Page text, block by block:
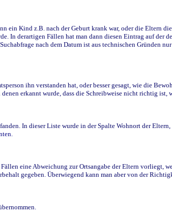
ein Kind z.B. nach der Geburt krank war, oder die Eltern
In derartigen Fällen hat man dann diesen Eintrag auf der
nach dem Datum ist aus technischen Gründen
ihn verstanden hat, oder besser gesagt, wie die
erkannt wurde, dass die Schreibweise nicht richtig ist,
In dieser Liste wurde in der Spalte Wohnort der
eine Abweichung zur Ortsangabe der Eltern vorliegt,
gegeben. Überwiegend kann man aber von der